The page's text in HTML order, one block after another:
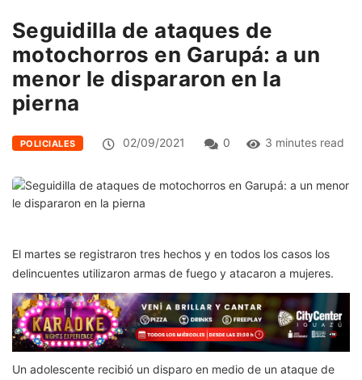
Seguidilla de ataques de
motochorros en Garupá: a un
menor le dispararon en la
pierna
POLICIALES 02/09/2021 0 3 minutes read
El martes se registraron tres hechos y en todos los casos los
delincuentes utilizaron armas de fuego y atacaron a mujeres.
Un adolescente recibió un disparo en medio de un ataque de